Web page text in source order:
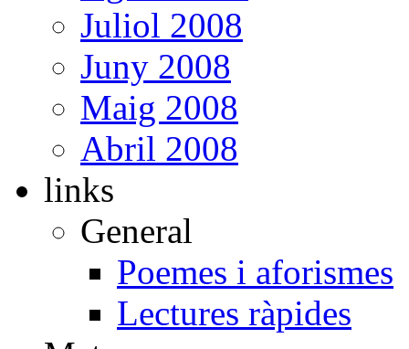
Juliol 2008
Juny 2008
Maig 2008
Abril 2008
links
General
Poemes i aforismes
Lectures ràpides